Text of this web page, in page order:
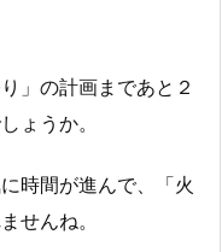
」の計画まであと２
ょうか。
時間が進んで、「火
せんね。